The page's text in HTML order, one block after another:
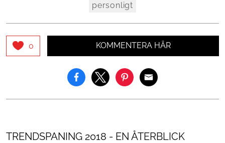
personligt
0 KOMMENTERA HÄR
TRENDSPANING 2018 - EN ÅTERBLICK